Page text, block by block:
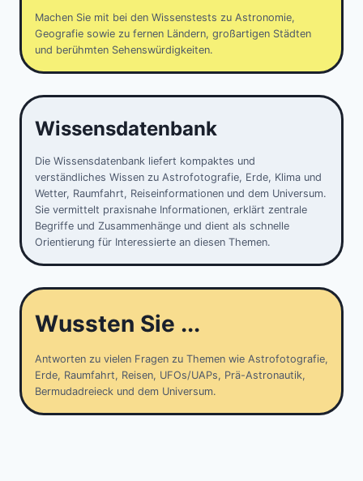
Machen Sie mit bei den Wissenstests zu Astronomie,
Geografie sowie zu fernen Ländern, großartigen Städten
und berühmten Sehenswürdigkeiten.
Wissensdatenbank
Die Wissensdatenbank liefert kompaktes und
verständliches Wissen zu Astrofotografie, Erde, Klima und
Wetter, Raumfahrt, Reiseinformationen und dem Universum.
Sie vermittelt praxisnahe Informationen, erklärt zentrale
Begriffe und Zusammenhänge und dient als schnelle
Orientierung für Interessierte an diesen Themen.
Wussten Sie ...
Antworten zu vielen Fragen zu Themen wie Astrofotografie,
Erde, Raumfahrt, Reisen, UFOs/UAPs, Prä-Astronautik,
Bermudadreieck und dem Universum.